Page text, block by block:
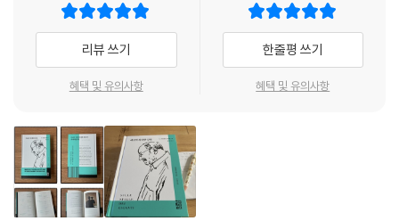
넘친다. 부주의, 사고, 무지 때문에 책이 타버린 적도 있지만 나치처럼 퇴폐
적인 예술의 증거들을 정화하고 파괴하려고 분서(焚書)를 행한 경우도 많
다. 돈키호테를 염려하는 벗들은 정신건강과 도덕성을 해친다는 이유로 서
재에서 기사 문학을 비우고 불태워 버린다. 엘리아스 카네티의 『화형』(19
35)에서 도서관이 불타는 장면은 엠페도클레스의 희생을 연상시킨다(〈마
로 웃었다〉). 레이 브래드버리의 『화씨 451』(1953)에서도 책들은 불에
타 사라질 운명에 처해 있다. 『장미의 이름』(1980)에서 수도원 도서관은
숙명적으로, 그리고 최초의 검열 때문에 불타 버린다.
--- pp.195~196
글을 아우른다. 난쟁이와 거인의 아포리즘은 에코의 첫 소설이자 베스트셀
러인 『장미의 이름』에서 언급된 바 있기에, 2001년 축제의 초창기에 이 주
제를 선정해 포문을 연 것은 남다른 의미가 있다. 이 책은 난쟁이와 거인 아
포리즘의 기원을 비롯해 미와 추의 본질, 절대와 상대, 비밀과 음모의 힘,
인들과의 소통에서 역동적으로 발생한다는 것을 보여 준다. 곧 에코는 우
리가 난쟁이에 불과하지만 거인들 덕분에 그들의 어깨 위에서 더 멀리 보
게 된다는 점을 일깨운다.
이 책에는 에코가 강연과 글에 사용하고 이 책을 위해 추가 선정한 총 135
리뷰 쓰기
혜택 및 유의사항
한줄평 쓰기
혜택 및 유의사항